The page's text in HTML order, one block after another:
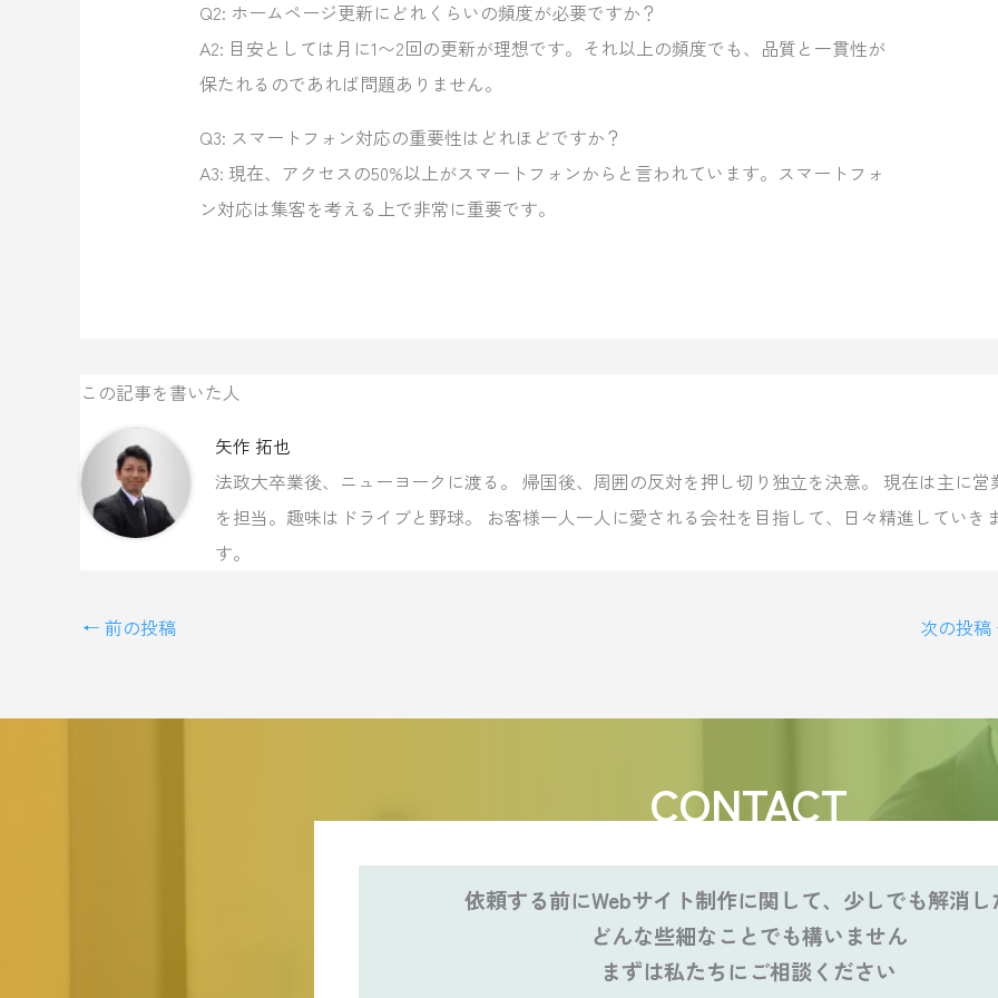
Q2: ホームページ更新にどれくらいの頻度が必要ですか？
A2: 目安としては月に1〜2回の更新が理想です。それ以上の頻度でも、品質と一貫性が
保たれるのであれば問題ありません。
Q3: スマートフォン対応の重要性はどれほどですか？
A3: 現在、アクセスの50%以上がスマートフォンからと言われています。スマートフォ
ン対応は集客を考える上で非常に重要です。
この記事を書いた人
矢作 拓也
法政大卒業後、ニューヨークに渡る。 帰国後、周囲の反対を押し切り独立を決意。 現在は主に営
を担当。趣味はドライブと野球。 お客様一人一人に愛される会社を目指して、日々精進していき
す。
← 前の投稿 次の投稿
CONTACT
依頼する前にWebサイト制作に関して、少しでも解消し
どんな些細なことでも構いません
まずは私たちにご相談ください